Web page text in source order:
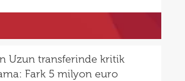
Uzun transferinde kritik
Fark 5 milyon euro